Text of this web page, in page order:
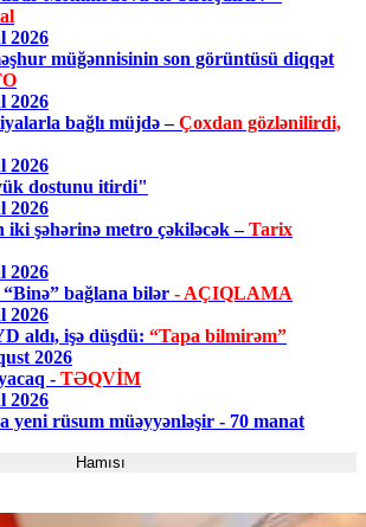
2026
müğənnisinin son görüntüsü diqqət
2026
bağlı müjdə –Çoxdan gözlənilirdi,
2026
dostunu itirdi"
2026
iki şəhərinə metro çəkiləcək –Tarix
2026
“Binə” bağlana bilər - AÇIQLAMA
2026
aldı, işə düşdü: “Tapa bilmirəm”
2026
- TƏQVİM
2026
yeni rüsum müəyyənləşir - 70 manat
Hamısı